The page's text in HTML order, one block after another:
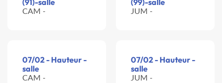
(91)-salle
CAM -
(99)-salle
JUM -
07/02 - Hauteur -
salle
CAM -
07/02 - Hauteur -
salle
JUM -